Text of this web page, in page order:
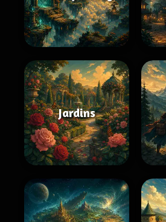
Jardins